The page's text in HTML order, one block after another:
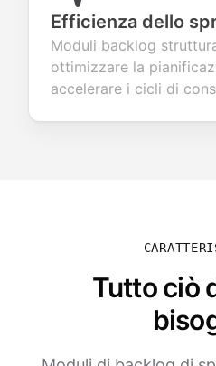
Efficienza dello
Moduli backlog
ottimizzare la
accelerare i cicli di
Tutto ciò